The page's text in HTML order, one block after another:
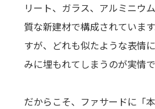
リート、ガラス、アルミニウ
質な新建材で構成されていま
すが、どれも似たような表情
みに埋もれてしまうのが実情で
だからこそ、ファサードに「